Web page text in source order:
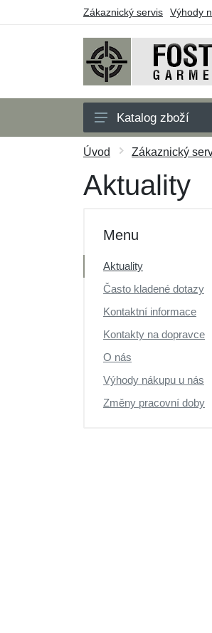
Zákaznický servis Výhody
Pánské
Dětské
Výprodej
Katalog zboží
Úvod Zákaznický
Aktuality
Menu
Aktuality
Často kladené dotazy
Kontaktní informace
Kontakty na dopravce
O nás
Výhody nákupu u nás
Změny pracovní doby